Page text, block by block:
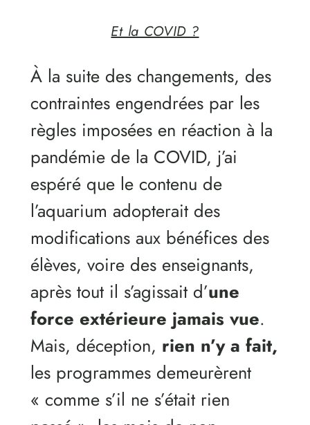
Et la COVID ?
À la suite des changements, des
contraintes engendrées par les
règles imposées en réaction à la
pandémie de la COVID, j’ai
espéré que le contenu de
l’aquarium adopterait des
modifications aux bénéfices des
élèves, voire des enseignants,
après tout il s’agissait d’une
force extérieure jamais vue.
Mais, déception, rien n’y a fait,
les programmes demeurèrent
« comme s’il ne s’était rien